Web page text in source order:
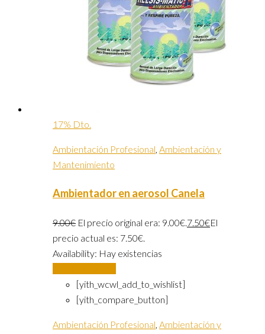
17% Dto.
Ambientación Profesional Ambientación y
Mantenimiento
Ambientador en aerosol Canela
9.00€ El precio original era: 9.00€.7.50€El
precio actual es: 7.50€.
Availability: Hay existencias
[yith_wcwl_add_to_wishlist]
[yith_compare_button]
Ambientación Profesional, Ambientación y